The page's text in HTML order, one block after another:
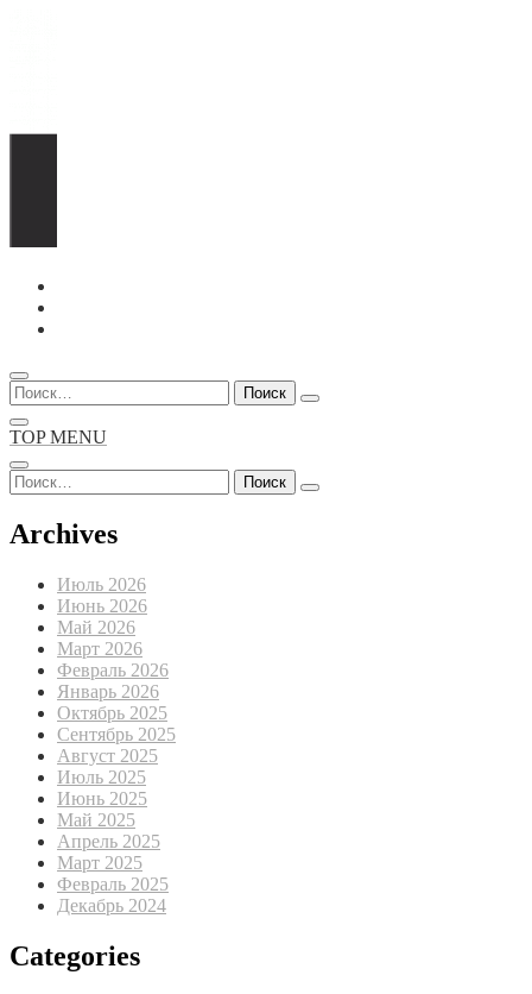
Перейти
содержимому
Найти:
TOP MENU
Найти:
Archives
Июль 2026
Июнь 2026
Май 2026
Март 2026
Февраль 2026
Январь 2026
Октябрь 2025
Сентябрь 2025
Август 2025
Июль 2025
Июнь 2025
Май 2025
Апрель 2025
Март 2025
Февраль 2025
Декабрь 2024
Categories